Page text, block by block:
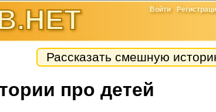
Войти
Рассказать смешную
про детей